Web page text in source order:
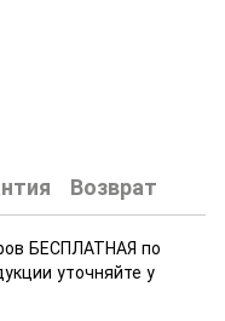
Возврат
БЕСПЛАТНАЯ по
уточняйте у